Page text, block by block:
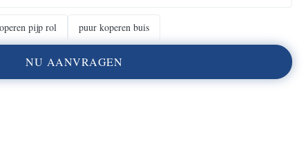
pijp rol puur koperen buis
NU AANVRAGEN